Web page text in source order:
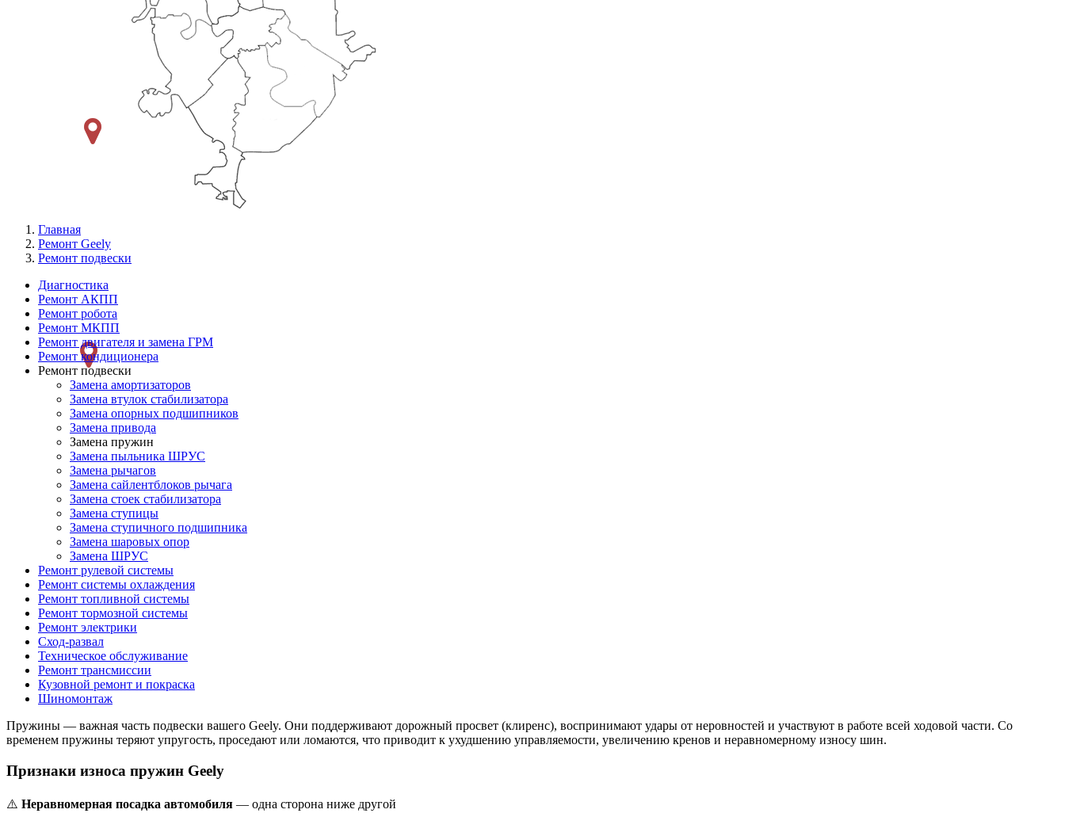
Главная
Ремонт Geely
Ремонт подвески
Меню
Ремонт
слева
Диагностика
Ремонт АКПП
Ремонт робота
Ремонт МКПП
Ремонт двигателя и замена ГРМ
Ремонт кондиционера
Ремонт подвески
Замена амортизаторов
Замена втулок стабилизатора
Замена опорных подшипников
Замена привода
Замена пружин
Замена пыльника ШРУС
Замена рычагов
Замена сайлентблоков рычага
Замена стоек стабилизатора
Замена ступицы
Замена ступичного подшипника
Замена шаровых опор
Замена ШРУС
Ремонт рулевой системы
Ремонт системы охлаждения
Ремонт топливной системы
Ремонт тормозной системы
Ремонт электрики
Сход-развал
Техническое обслуживание
Ремонт трансмиссии
Кузовной ремонт и покраска
Шиномонтаж
Пружины — важная часть подвески вашего Geely. Они поддерживают дорожный просвет (клиренс), воспринимают удары от неровностей и участвуют в работе всей ходовой части. Со
временем пружины теряют упругость, проседают или ломаются, что приводит к ухудшению управляемости, увеличению кренов и неравномерному износу шин.
Признаки износа пружин Geely
⚠️ Неравномерная посадка автомобиля — одна сторона ниже другой